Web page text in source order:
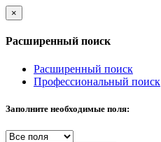
×
Расширенный поиск
Расширенный поиск
Профессиональный поиск
Заполните необходимые поля: